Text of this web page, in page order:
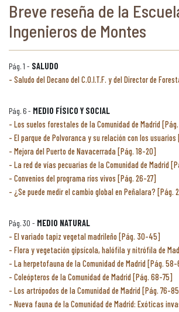
Breve reseña de la
Ingenieros de Montes
Pág. 1 - SALUDO
Saludo del Decano del C.O.I.T.F. y del Director de
Pág. 6 - MEDIO FÍSICO Y SOCIAL
Los suelos forestales de la Comunidad de Madrid
El parque de Polvoranca y su relación con los usuarios
Mejora del Puerto de Navacerrada [Pág. 18-20]
La red de vías pecuarias de la Comunidad de Madrid
Convenios del programa ríos vivos [Pág. 26-27]
¿Se puede medir el cambio global en Peñalara? [Pág.
Pág. 30 - MEDIO NATURAL
El variado tapiz vegetal madrileño [Pág. 30-45]
Flora y vegetación gipsícola, halófila y nitrófila de
La herpetofauna de la Comunidad de Madrid [Pág. 58-
Coleópteros de la Comunidad de Madrid [Pág. 68-75]
Los artrópodos de la Comunidad de Madrid [Pág. 76-
Nueva fauna de la Comunidad de Madrid: Exóticas